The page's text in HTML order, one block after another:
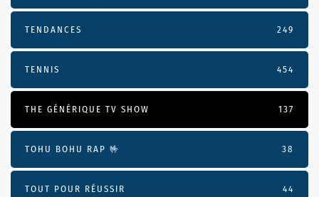
TENDANCES 249
TENNIS 454
THE GÉNÉRIQUE TV SHOW 137
TOHU BOHU RAP 🤟 38
TOUT POUR RÉUSSIR 44